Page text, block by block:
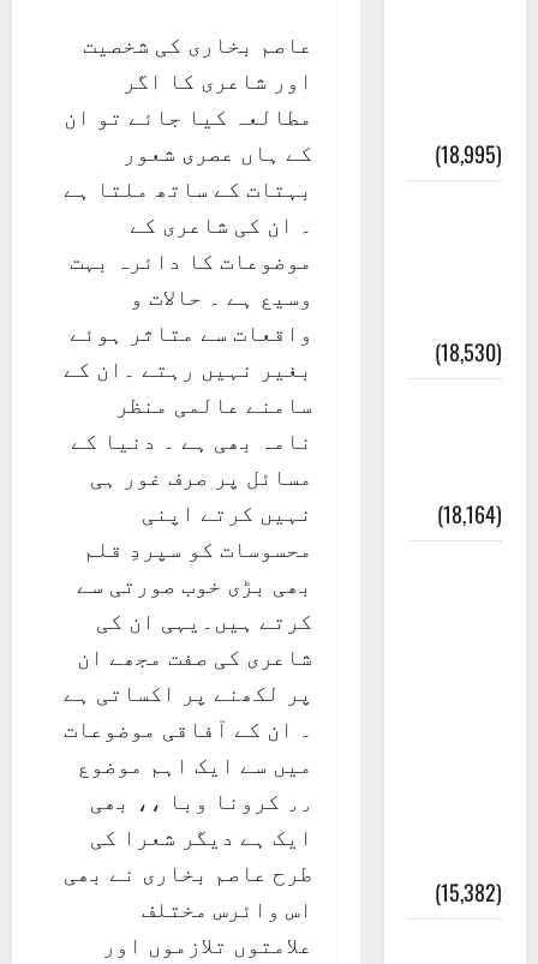
عاصم بخاری کی شخصیت
اور شاعری کا اگر
مطالعہ کیا جائے تو ان
کے ہاں عصری شعور
بہتات کے ساتھ ملتا ہے
۔ ان کی شاعری کے
موضوعات کا دائرہ بہت
وسیع ہے ۔ حالات و
واقعات سے متاثر ہوئے
بغیر نہیں رہتے ۔ان کے
سامنے عالمی منظر
نامہ بھی ہے ۔ دنیا کے
مسائل پر صرف غور ہی
نہیں کرتے اپنی
محسوسات کو سپردِ قلم
بھی بڑی خوب صورتی سے
کرتے ہیں۔یہی ان کی
شاعری کی صفت مجھے ان
پر لکھنے پر اکساتی ہے
۔ ان کے آفاقی موضوعات
میں سے ایک اہم موضوع
٫٫ کرونا وبا ،، بھی
ایک ہے دیگر شعرا کی
طرح عاصم بخاری نے بھی
اس وائرس مختلف
علامتوں تلازموں اور